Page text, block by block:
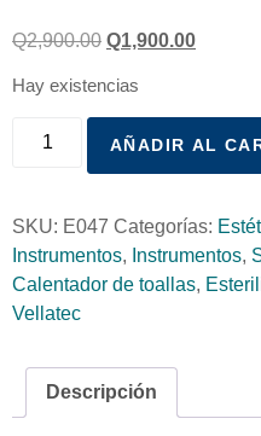
Q2,900.00 Q1,900.00
Hay existencias
AÑADIR AL
SKU: E047 Categorías:
Instrumentos, Instrumentos,
Calentador de toallas,
Vellatec
Descripción